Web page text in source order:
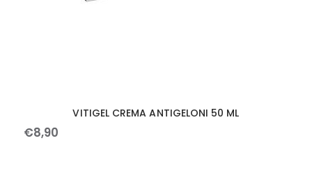
VITIGEL CREMA ANTIGELONI 50 ML
€8,90